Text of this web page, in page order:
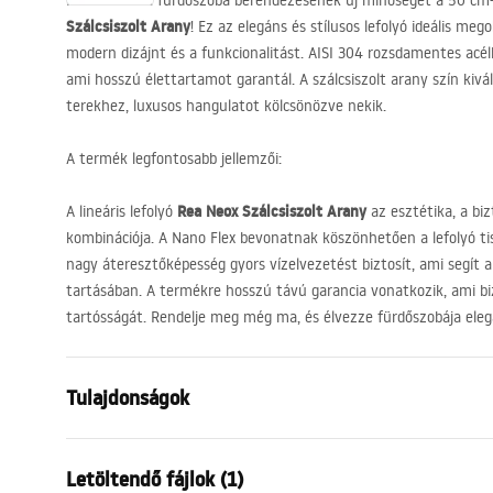
Szálcsiszolt Arany! Ez az elegáns és stílusos lefolyó ideális
modern dizájnt és a funkcionalitást. AISI 304 rozsdamentes
ami hosszú élettartamot garantál. A szálcsiszolt arany szín
terekhez, luxusos hangulatot kölcsönözve nekik.
A termék legfontosabb jellemzői:
A lineáris lefolyó Rea Neox Szálcsiszolt Aranyaz esztétika, a
kombinációja. A Nano Flex bevonatnak köszönhetően a lefolyó
nagy áteresztőképesség gyors vízelvezetést biztosít, ami segít
tartásában. A termékre hosszú távú garancia vonatkozik, ami
tartósságát. Rendelje meg még ma, és élvezze fürdőszobája
Tulajdonságok
Letöltendő fájlok (1)